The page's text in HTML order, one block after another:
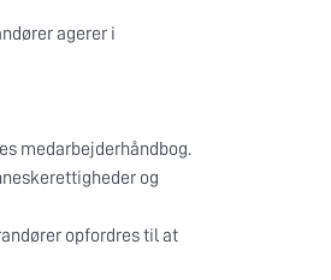
agerer i
medarbejderhåndbog.
og
opfordres til at